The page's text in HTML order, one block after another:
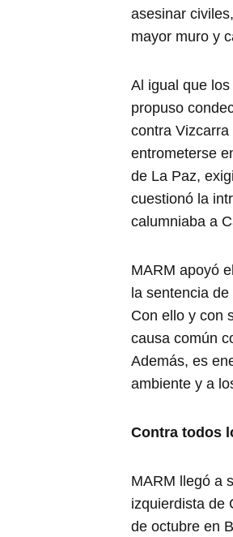
asesinar
mayor muro y
Al igual que
propuso
contra
entrometerse
de La Paz,
cuestionó la
calumniaba a
MARM apoyó
la sentencia
Con ello y con
causa común
Además, es
ambiente y a
Contra todos
MARM llegó a
izquierdista de
de octubre en